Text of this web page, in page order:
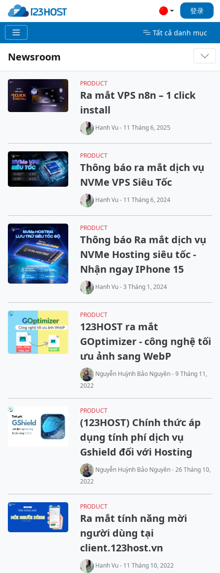
登录
Tất cả danh mục
Newsroom
PRODUCT
Ra mắt VPS n8n – 1 click
install
Hanh Vu - 11 Tháng 6, 2025
PRODUCT
Thông báo ra mắt dịch vụ
NVMe VPS Siêu Tốc
Hanh Vu - 11 Tháng 6, 2024
PRODUCT
Thông báo Ra mắt dịch vụ
NVMe Hosting siêu tốc -
Nhận ngay IPhone 15
Hanh Vu - 3 Tháng 1, 2024
PRODUCT
123HOST ra mắt
GOptimizer - công nghệ tối
ưu ảnh sang WebP
Nguyễn Huỳnh Bảo Nguyên - 9 Tháng 11,
2022
PRODUCT
(123HOST) Chính thức áp
dụng tính phí dịch vụ
Gshield đối với Hosting
Nguyễn Huỳnh Bảo Nguyên - 26 Tháng 10,
2022
PRODUCT
Ra mắt tính năng mời
người dùng tại
client.123host.vn
Hanh Vu - 11 Tháng 10, 2022